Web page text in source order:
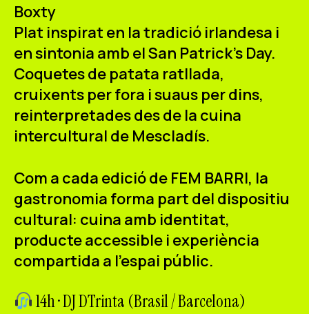
Boxty
Plat inspirat en la tradició irlandesa i
en sintonia amb el San Patrick's Day.
Coquetes de patata ratllada,
cruixents per fora i suaus per dins,
reinterpretades des de la cuina
intercultural de Mescladís.
Com a cada edició de FEM BARRI, la
gastronomia forma part del dispositiu
cultural: cuina amb identitat,
producte accessible i experiència
compartida a l'espai públic.
14h · DJ DTrinta (Brasil / Barcelona)